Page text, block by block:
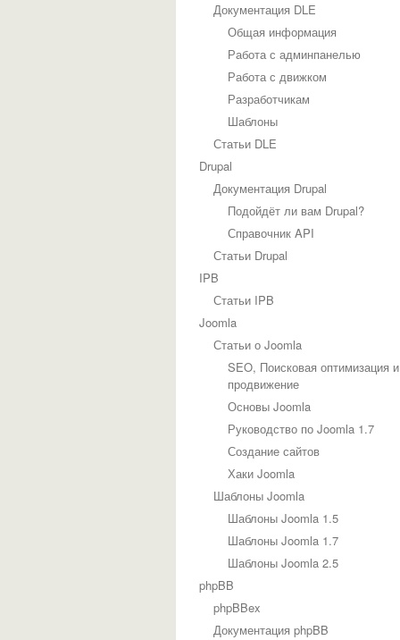
Документация DLE
Общая информация
Работа с админпанелью
Работа с движком
Разработчикам
Шаблоны
Статьи DLE
Drupal
Документация Drupal
Подойдёт ли вам Drupal?
Справочник API
Статьи Drupal
IPB
Статьи IPB
Joomla
Статьи о Joomla
SEO, Поисковая оптимизация и
продвижение
Основы Joomla
Руководство по Joomla 1.7
Создание сайтов
Хаки Joomla
Шаблоны Joomla
Шаблоны Joomla 1.5
Шаблоны Joomla 1.7
Шаблоны Joomla 2.5
phpBB
phpBBex
Документация phpBB